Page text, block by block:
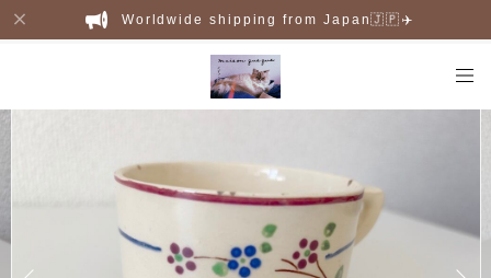
Worldwide shipping from Japan🇯🇵✈️